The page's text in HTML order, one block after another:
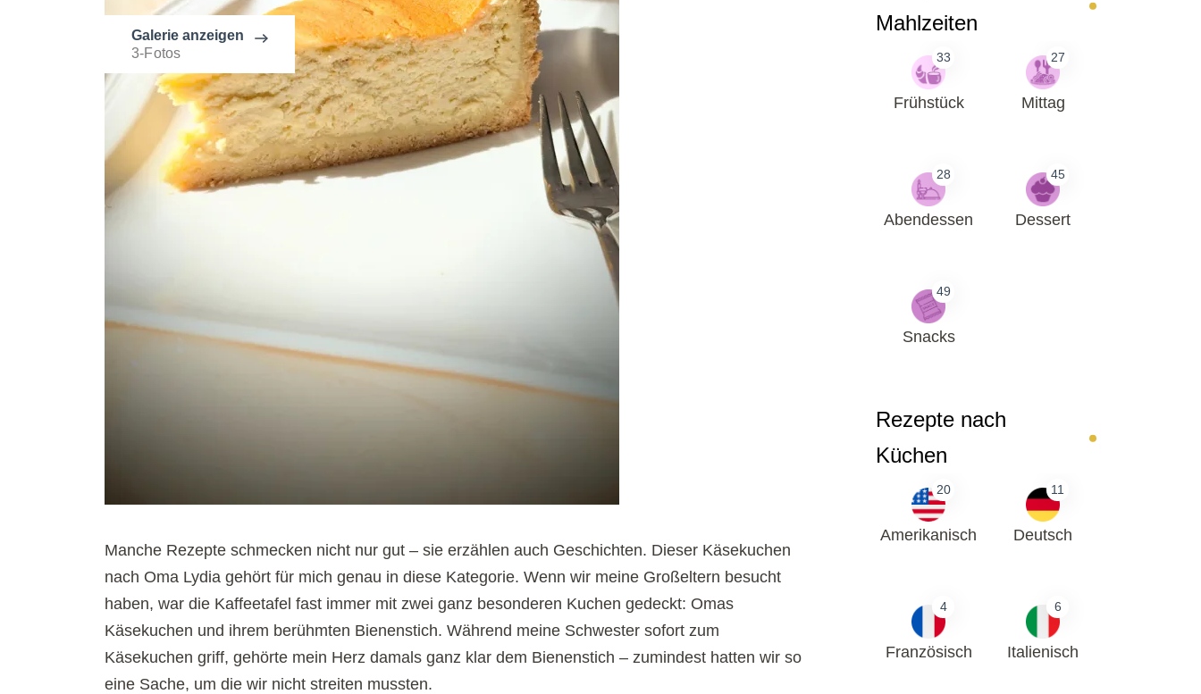
Galerie anzeigen
3-Fotos
Manche Rezepte schmecken nicht nur gut – sie erzählen auch Geschichten. Dieser Käsekuchen
nach Oma Lydia gehört für mich genau in diese Kategorie. Wenn wir meine Großeltern besucht
haben, war die Kaffeetafel fast immer mit zwei ganz besonderen Kuchen gedeckt: Omas
Käsekuchen und ihrem berühmten Bienenstich. Während meine Schwester sofort zum
Käsekuchen griff, gehörte mein Herz damals ganz klar dem Bienenstich – zumindest hatten wir so
eine Sache, um die wir nicht streiten mussten.
Mahlzeiten
33
Frühstück
27
Mittag
28
Abendessen
45
Dessert
49
Snacks
Rezepte nach
Küchen
20
Amerikanisch
11
Deutsch
4
Französisch
6
Italienisch